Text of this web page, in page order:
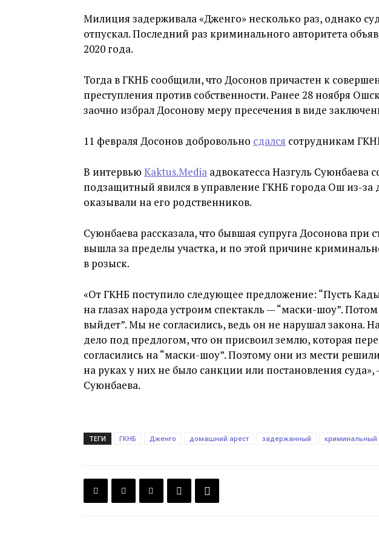
Милиция задерживала «Дженго» несколько раз, однако
отпускал. Последний раз криминального авторитета
2020 года.
Тогда в ГКНБ сообщили, что Досонов причастен к
преступления против собственности. Ранее 28 ноября
заочно избрал Досонову меру пресечения в виде
11 февраля Досонов добровольно сдался сотрудникам
В интервью Kaktus.Media адвокатесса Назгуль Суюнбаева
подзащитный явился в управление ГКНБ города Ош из-за
оказывали на его родственников.
Суюнбаева рассказала, что бывшая супруга Досонова при
вышла за пределы участка, и по этой причине
в розыск.
«От ГКНБ поступило следующее предложение: “Пусть
на глазах народа устроим спектакль — “маски-шоу”.
выйдет”. Мы не согласились, ведь он не нарушал закона.
дело под предлогом, что он присвоил землю, которая
согласились на “маски-шоу”. Поэтому они из мести
на руках у них не было санкции или постановления суда»,
Суюнбаева.
ТЕГИ ГКНБ Дженго домашний арест задержанный криминальный